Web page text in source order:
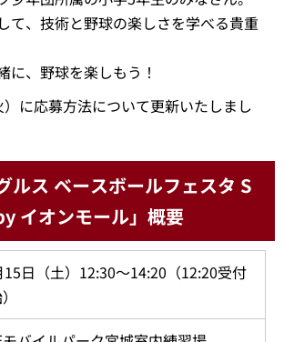
て、技術と野球の楽しさを学べる貴重
に、野球を楽しもう！
に応募方法について更新いたしまし
ルス ベースボールフェスタ S
イオンモール」概要
15日（土）12:30～14:20（12:20受付